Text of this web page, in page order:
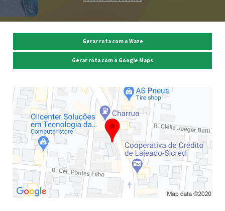
Gerar rota com o Waze
Gerar rota com o Google Maps